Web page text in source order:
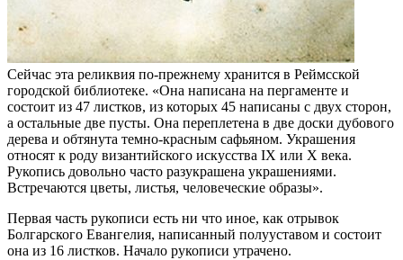
Сейчас эта реликвия по-прежнему хранится в Реймсской
городской библиотеке. «Она написана на пергаменте и
состоит из 47 листков, из которых 45 написаны с двух сторон,
а остальные две пусты. Она переплетена в две доски дубового
дерева и обтянута темно-красным сафьяном. Украшения
относят к роду византийского искусства IX или X века.
Рукопись довольно часто разукрашена украшениями.
Встречаются цветы, листья, человеческие образы».
Первая часть рукописи есть ни что иное, как отрывок
Болгарского Евангелия, написанный полууставом и состоит
она из 16 листков. Начало рукописи утрачено.